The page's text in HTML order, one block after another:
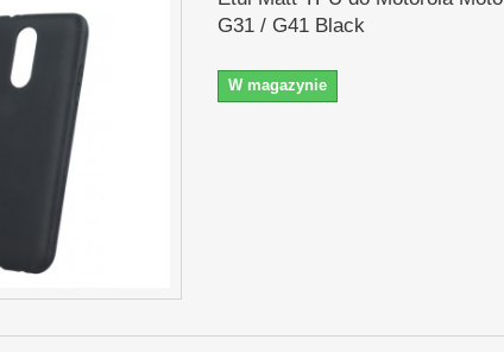
G31 / G41 Black
W magazynie